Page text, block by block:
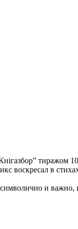
тиражом
воскресал в
и важно,